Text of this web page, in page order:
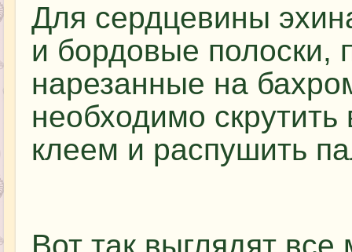
Для сердцевины
и бордовые полоски,
нарезанные на
необходимо скрутить
клеем и распушить